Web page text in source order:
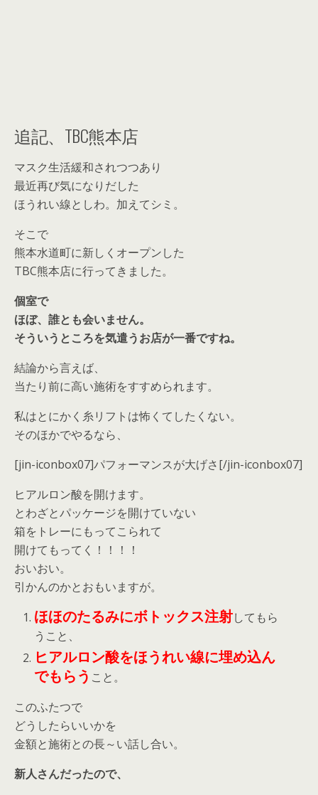
追記、TBC熊本店
マスク生活緩和されつつあり
最近再び気になりだした
ほうれい線としわ。加えてシミ。
そこで
熊本水道町に新しくオープンした
TBC熊本店に行ってきました。
個室で
ほぼ、誰とも会いません。
そういうところを気遣うお店が一番ですね。
結論から言えば、
当たり前に高い施術をすすめられます。
私はとにかく糸リフトは怖くてしたくない。
そのほかでやるなら、
[jin-iconbox07]パフォーマンスが大げさ[/jin-iconbox07]
ヒアルロン酸を開けます。
とわざとパッケージを開けていない
箱をトレーにもってこられて
開けてもってく！！！！
おいおい。
引かんのかとおもいますが。
ほほのたるみにボトックス注射してもら
うこと、
ヒアルロン酸をほうれい線に埋め込ん
でもらう こと。
このふたつで
どうしたらいいかを
金額と施術との長～い話し合い。
新人さんだったので、